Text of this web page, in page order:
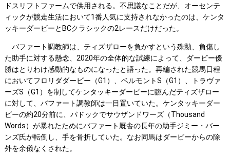
ドスリフトファームで供用される。不思議なことだが、オーセンテ
ィックが競走生活において1番人気に支持されなかったのは、ケンタ
ッキーダービーとBCクラシックの2レースだけだった。
バファート調教師は、ティズザローを負かすという殊勲、負傷し
た助手に対する懸念、2020年の全体的な試練によって、ダービー優
勝はとりわけ感動的なものになったと語った。再編された競馬日程
においてフロリダダービー（G1）、ベルモントS（G1）、トラヴァ
ーズS（G1）を制してケンタッキーダービーに臨んだティズザロー
に対して、バファート調教師は一目置いていた。ケンタッキーダー
ビーの約20分前に、パドックでサウザンドワーズ（Thousand
Words）が暴れたためにバファート厩舎の長年の助手ジミー・バー
ンズ氏が転倒し、手を骨折していた。なお同馬はダービーからの除
外を余儀なくされた。